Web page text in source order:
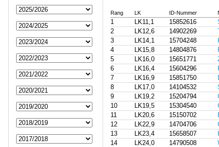
Rang LK ID-Nummer
1 LK11,1 15852616
2
LK12,6 14902269
3
LK14,1 15704248
4
LK15,8 14804876
5
LK16,0 15651771
6
LK16,4 15604296
7
LK16,9 15851750
8
LK17,0 14104532
9
LK19,2 15204794
10
LK19,5 15304540
11
LK20,6 15150702
12
LK22,9 14704706
13
LK23,4 15658507
14
LK24,0 14790508